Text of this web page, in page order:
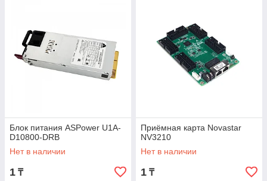
Блок питания ASPower U1A-
D10800-DRB
Нет в наличии
1 ₸
Приёмная карта Novastar
NV3210
Нет в наличии
1 ₸